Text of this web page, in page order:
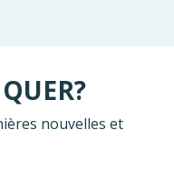
nouvelles et